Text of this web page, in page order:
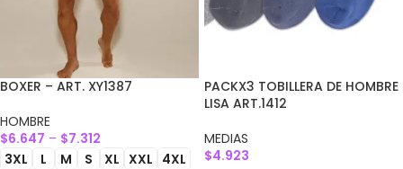
BOXER – ART. XY1387
HOMBRE
$6.647 – $7.312
3XL
L M S XL XXL 4XL
PACKX3 TOBILLERA DE HOMBRE
LISA ART.1412
MEDIAS
$4.923